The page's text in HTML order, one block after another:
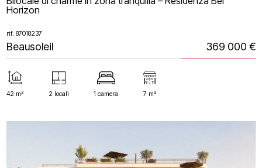
Horizon
rif: 87018237
369 000 €
Beausoleil
42 m² 2 locali 1 camera 7 m²